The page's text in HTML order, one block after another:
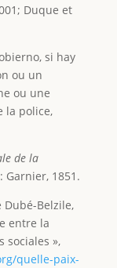
Duque et
si hay
ou un
ou une
la police,
de la
Garnier, 1851.
Dubé-Belzile,
entre la
sociales »,
quelle-paix-